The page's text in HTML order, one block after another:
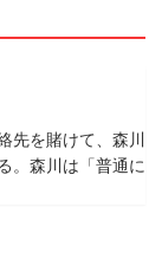
先を賭けて、森川
。森川は「普通に